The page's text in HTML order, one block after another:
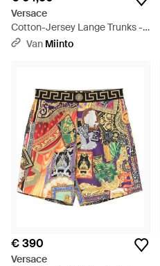
Versace
Cotton-Jersey Lange Trunks -
GrijsVan Miinto
€ 390
Versace